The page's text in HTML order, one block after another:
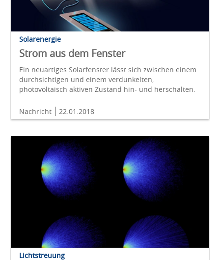
Solarenergie
Strom aus dem Fenster
Ein neuartiges Solarfenster lässt sich zwischen einem
durchsichtigen und einem verdunkelten,
photovoltaisch aktiven Zustand hin- und herschalten.
Nachricht 22.01.2018
Lichtstreuung